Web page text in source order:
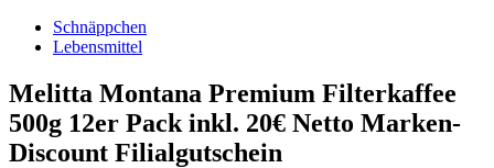
Schnäppchen
Lebensmittel
Melitta Montana Premium Filterkaffee
500g 12er Pack inkl. 20€ Netto Marken-
Discount Filialgutschein